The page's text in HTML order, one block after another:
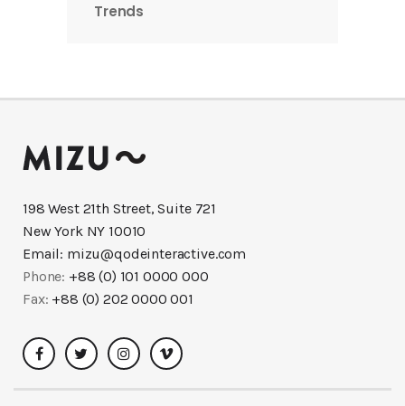
Trends
198 West 21th Street, Suite 721
New York NY 10010
Email: mizu@qodeinteractive.com
Phone: +88 (0) 101 0000 000
Fax: +88 (0) 202 0000 001